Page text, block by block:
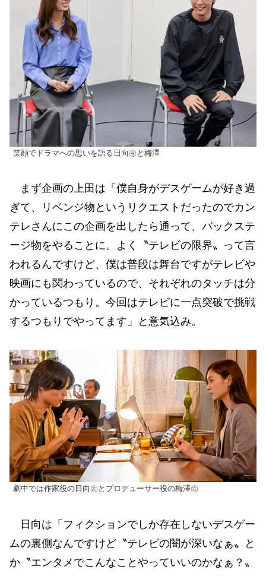
笑顔でドラマへの思いを語る日向㊨と梅澤
まず企画の上田は「僕自身がデスゲームが好き過
ぎて、リベンジ物というリクエストだったのでカン
テレさんにこの企画を出したら通って、バックステ
ージ物をやることに。よく〝テレビの限界〟って言
われるんですけど、僕は普段は舞台ですがテレビや
映画にも関わっているので、それぞれのタッチは分
かっているつもり。今回はテレビに一点突破で挑戦
するつもりでやってます」と意気込み。
劇中では作家役の日向㊧とプロデューサー役の梅澤㊨
日向は「フィクションでしか存在しないデスゲー
ムの裏側なんですけど〝テレビの闇が深いなぁ〟と
か〝エンタメでこんなことやっていいのかなぁ？〟